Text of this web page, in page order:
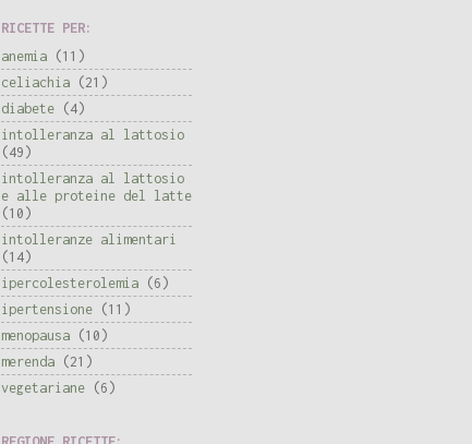
RICETTE PER:
anemia (11)
celiachia (21)
diabete (4)
intolleranza al lattosio
(49)
intolleranza al lattosio
e alle proteine del latte
(10)
intolleranze alimentari
(14)
ipercolesterolemia (6)
ipertensione (11)
menopausa (10)
merenda (21)
vegetariane (6)